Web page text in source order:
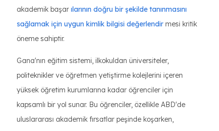
akademik başar ılarının doğru bir şekilde tanınmasını
sağlamak için uygun kimlik bilgisi değerlendir mesi kritik
öneme sahiptir.
Gana'nın eğitim sistemi, ilkokuldan üniversiteler,
politeknikler ve öğretmen yetiştirme kolejlerini içeren
yüksek öğretim kurumlarına kadar öğrenciler için
kapsamlı bir yol sunar. Bu öğrenciler, özellikle ABD'de
uluslararası akademik fırsatlar peşinde koşarken,